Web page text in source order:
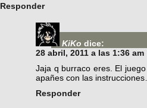
Responder
KiKo dice:
28 abril, 2011 a las 1:36 am
Jaja q burraco eres. El
apañes con las
Responder